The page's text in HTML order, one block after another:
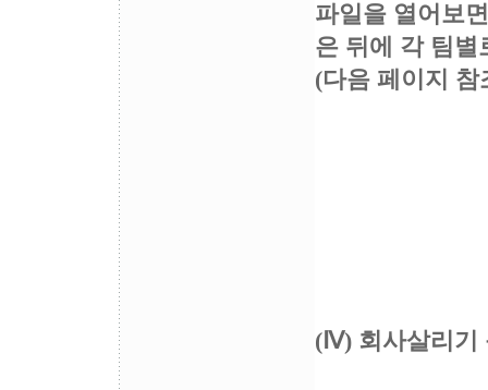
파일을 열어보
은 뒤에 각 팀별
(다음 페이지 참
(Ⅳ) 회사살리기